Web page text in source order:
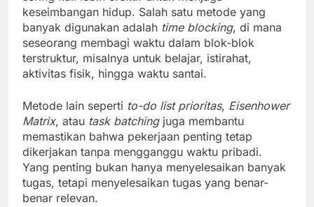
keseimbangan hidup. Salah satu metode yang
banyak digunakan adalah time blocking, di mana
seseorang membagi waktu dalam blok-blok
terstruktur, misalnya untuk belajar, istirahat,
aktivitas fisik, hingga waktu santai.
Metode lain seperti to-do list prioritas, Eisenhower
Matrix, atau task batchingjuga membantu
memastikan bahwa pekerjaan penting tetap
dikerjakan tanpa mengganggu waktu pribadi.
Yang penting bukan hanya menyelesaikan banyak
tugas, tetapi menyelesaikan tugas yang benar-
benar relevan.